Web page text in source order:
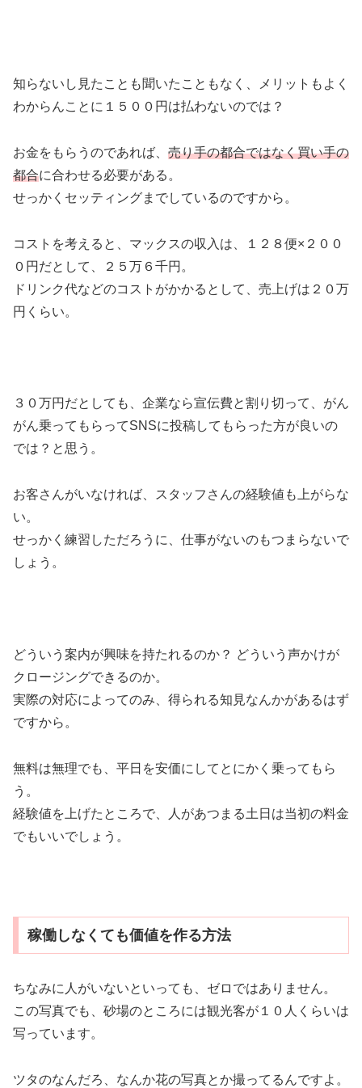
知らないし見たことも聞いたこともなく、メリットもよく
わからんことに１５００円は払わないのでは？
お金をもらうのであれば、 売り手の都合ではなく買い手の
都合に合わせる必要がある。
せっかくセッティングまでしているのですから。
コストを考えると、マックスの収入は、１２８便×２００
０円だとして、２５万６千円。
ドリンク代などのコストがかかるとして、売上げは２０万
円くらい。
３０万円だとしても、企業なら宣伝費と割り切って、がん
がん乗ってもらってSNSに投稿してもらった方が良いの
では？と思う。
お客さんがいなければ、スタッフさんの経験値も上がらな
い。
せっかく練習しただろうに、仕事がないのもつまらないで
しょう。
どういう案内が興味を持たれるのか？ どういう声かけが
クロージングできるのか。
実際の対応によってのみ、得られる知見なんかがあるはず
ですから。
無料は無理でも、平日を安価にしてとにかく乗ってもら
う。
経験値を上げたところで、人があつまる土日は当初の料金
でもいいでしょう。
稼働しなくても価値を作る方法
ちなみに人がいないといっても、ゼロではありません。
この写真でも、砂場のところには観光客が１０人くらいは
写っています。
ツタのなんだろ、なんか花の写真とか撮ってるんですよ。